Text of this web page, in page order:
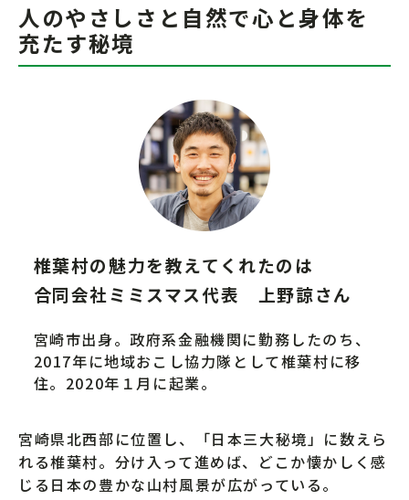
人のやさしさと自然で心と身体を
充たす秘境
椎葉村の魅力を教えてくれたのは
合同会社ミミスマス代表 上野諒さん
宮崎市出身。政府系金融機関に勤務したのち、
2017年に地域おこし協力隊として椎葉村に移
住。2020年１月に起業。
宮崎県北西部に位置し、「日本三大秘境」に数えら
れる椎葉村。分け入って進めば、どこか懐かしく感
じる日本の豊かな山村風景が広がっている。